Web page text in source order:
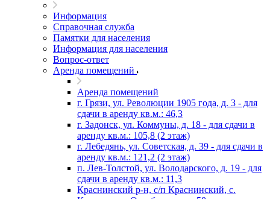
Информация
Справочная служба
Памятки для населения
Информация для населения
Вопрос-ответ
Аренда помещений
Аренда помещений
г. Грязи, ул. Революции 1905 года, д. 3 - для
сдачи в аренду кв.м.: 46,3
г. Задонск, ул. Коммуны, д. 18 - для сдачи в
аренду кв.м.: 105,8 (2 этаж)
г. Лебедянь, ул. Советская, д. 39 - для сдачи в
аренду кв.м.: 121,2 (2 этаж)
п. Лев-Толстой, ул. Володарского, д. 19 - для
сдачи в аренду кв.м.: 11,3
Краснинский р-н, с/п Краснинский, с.